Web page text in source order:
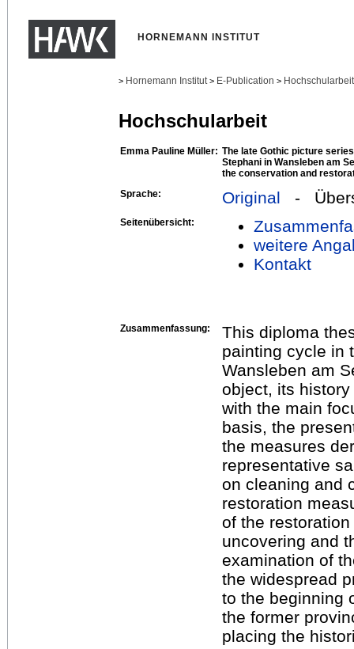
HORNEMANN INSTITUT
> Hornemann Institut > E-Publication >
Hochschularbeit
Emma Pauline Müller: The late Gothic picture
Stephani in Wansleben am
the conservation and
Sprache:
Original -
Seitenübersicht:
weitere
Kontakt
Zusammenfassung:
This diploma
painting cycle in
Wansleben am
object, its
with the main
basis, the
the measures
representative
on cleaning and
restoration
of the
uncovering and
examination of
the widespread
to the beginning
the former
placing the